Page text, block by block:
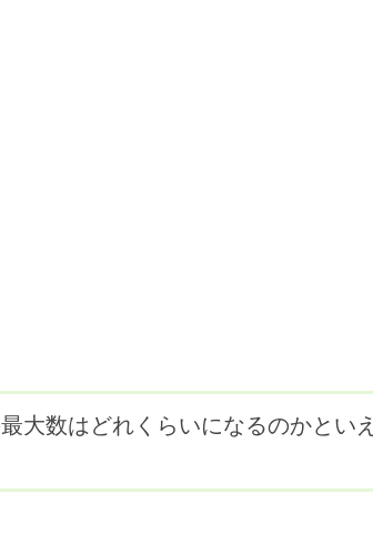
大数はどれくらいになるのかといえ